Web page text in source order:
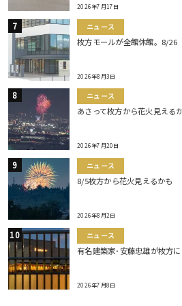
2026年7月17日
ニュース
枚方モールが全館休館。8/26
2026年8月3日
ニュース
あさって枚方から花火見える
2026年7月20日
ニュース
8/5枚方から花火見えるかも
2026年8月2日
ニュース
有名建築家･安藤忠雄が枚方に
2026年7月8日